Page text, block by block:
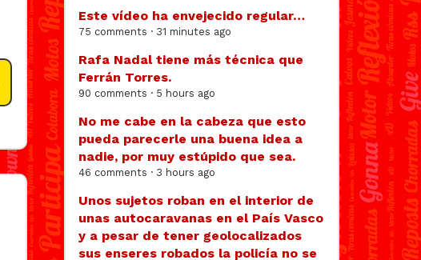
Este vídeo ha envejecido regular…
75 comments · 31 minutes ago
Rafa Nadal tiene más técnica que
Ferrán Torres.
90 comments · 5 hours ago
No me cabe en la cabeza que esto
pueda parecerle una buena idea a
nadie, por muy estúpido que sea.
46 comments · 3 hours ago
Unos sujetos roban en el interior de
unas autocaravanas en el País Vasco
y a pesar de tener geolocalizados
sus enseres robados la policía no se